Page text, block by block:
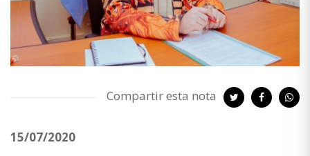
Compartir esta nota
15/07/2020